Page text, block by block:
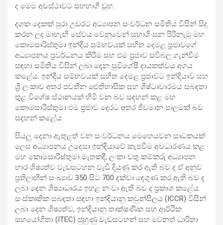
ද මෙම අවස්ථාවට සහභාගී වූහ.
දශක දෙකක් පුරා උඩරට අධ්‍යාපන සංවර්ධන සමිතිය විසින් සිදු
කරන ලද මාහැඟි සේවය වෙනුවෙන් සුභාශිංසන පිරිනැමූ මහ
කොමසාරිස්තුමා ඉන්දීය සම්භවයක් සහිත දෙමළ ප්‍රජාවගේ
අධ්‍යාපනය ප්‍රවර්ධනය කිරීම සහ එම ප්‍රජාව සවිබල ගැන්වීම
සඳහා සමිතිය විසින් ලබා දෙන සුවිශේෂී දායකත්වය අගය
කළේය. ඉන්දීය සම්භවයක් සහිත දෙමළ ප්‍රජාවට ඉන්දියාව සහ
ශ්‍රී ලංකාව අතර පවතින ඓතිහාසික සහ ශිෂ්ටාචාරමය සබඳතා
තුළ විශේෂ ස්ථානයක් හිමි වන බව සඳහන් කළ මහ
කොමසාරිස්තුමා එම ප්‍රජාව දෙරට අතර ජීවමාන පාලමක් බව
සඳහන් කළේය.
සියලු දෙනා ඇතුළත් වන සංවර්ධනය මෙහෙයවන සාධකයක්
ලෙස අධ්‍යාපනය උදෙසා ඉන්දියාවේ කැපවීම අවධාරණය කළ
මහ කොමසාරිස්තුමා මෑතකදී, ලංකා වතු කම්කරු අධ්‍යාපන
භාර ශිෂ්‍යත්ව වැඩසටහන වැඩි දියුණු කර ඇති බව ද ඒ අනුව
ප්‍රතිලාභීන් සංඛ්‍යාව 350 සිට 700 දක්වා දෙගුණ කර ඇති බව ද
ලබා දෙන ශිෂ්‍යාධාරය ඉහළ නංවා ඇති බව ද ප්‍රකාශ කළේය.
සංස්කෘතික සබඳතා සඳහා ඉන්දියානු කවුන්සිලය (ICCR) විසින්
ලබා දෙන ශිෂ්‍යත්ව, ඉන්දියානු තාක්ෂණික සහ ආර්ථික
සහයෝගිතා (ITEC) පුහුණු වැඩසටහන් සහ වෙනත් ධාරිතා